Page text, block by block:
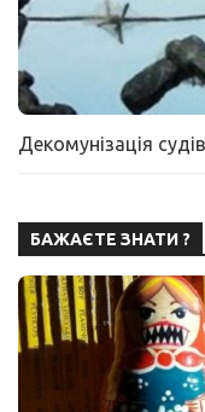
Декомунізація
БАЖАЄТЕ ЗНАТИ ?